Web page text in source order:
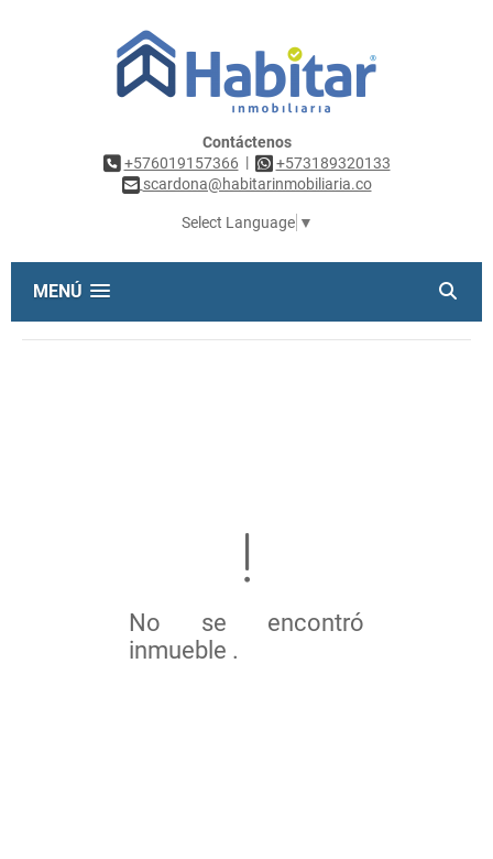
Contáctenos
+576019157366 |
+573189320133
scardona@habitarinmobiliaria.co
Select Language ▼
MENÚ
No se encontró
inmueble .